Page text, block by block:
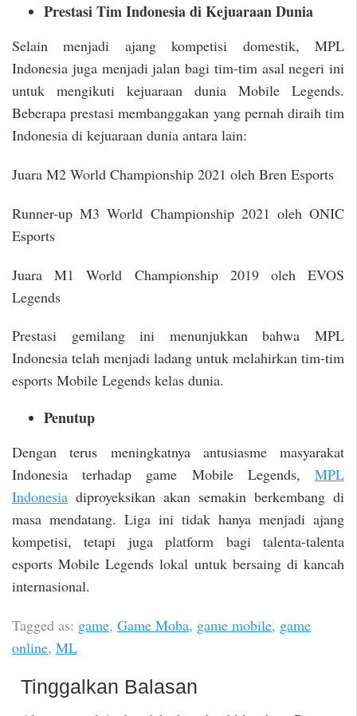
Prestasi Tim Indonesia di Kejuaraan Dunia
Selain menjadi ajang kompetisi domestik, MPL
Indonesia juga menjadi jalan bagi tim-tim asal negeri ini
untuk mengikuti kejuaraan dunia Mobile Legends.
Beberapa prestasi membanggakan yang pernah diraih tim
Indonesia di kejuaraan dunia antara lain:
Juara M2 World Championship 2021 oleh Bren Esports
Runner-up M3 World Championship 2021 oleh ONIC
Esports
Juara M1 World Championship 2019 oleh EVOS
Legends
Prestasi gemilang ini menunjukkan bahwa MPL
Indonesia telah menjadi ladang untuk melahirkan tim-tim
esports Mobile Legends kelas dunia.
Penutup
Dengan terus meningkatnya antusiasme masyarakat
Indonesia terhadap game Mobile Legends, MPL
Indonesia diproyeksikan akan semakin berkembang di
masa mendatang. Liga ini tidak hanya menjadi ajang
kompetisi, tetapi juga platform bagi talenta-talenta
esports Mobile Legends lokal untuk bersaing di kancah
internasional.
Tagged as: game, Game Moba, game mobile, game
online, ML
Tinggalkan Balasan